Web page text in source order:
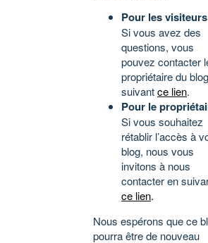
Pour les visiteurs
Si vous avez des
questions, vous
pouvez contacter
propriétaire du
suivantce lien.
Pour le
Si vous souhaitez
rétablir l’accès à
blog, nous vous
invitons à nous
contacter en
ce lien.
Nous espérons que ce
pourra être de nouveau